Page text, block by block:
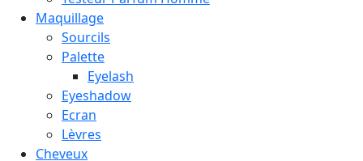
Maquillage
Sourcils
Palette
Eyelash
Eyeshadow
Ecran
Lèvres
Cheveux